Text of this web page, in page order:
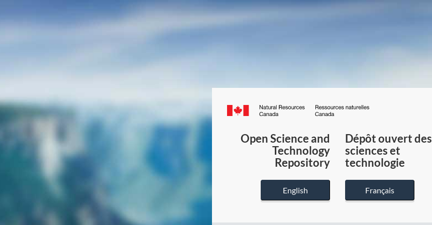
Canada.ca
du
Canada
Open Science and
Technology
Repository
English
Dépôt ouvert des
sciences et
technologie
Français